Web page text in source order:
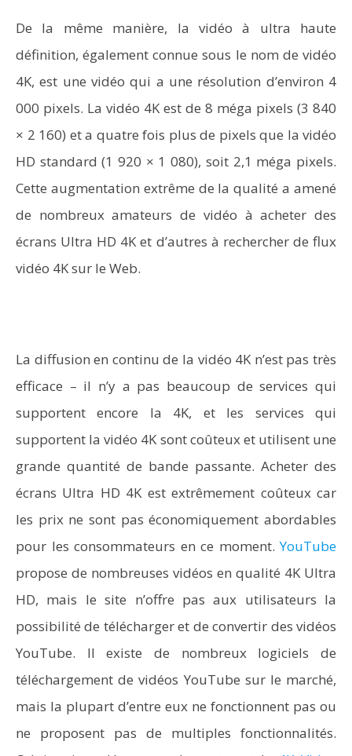
De la même manière, la vidéo à ultra haute
définition, également connue sous le nom de vidéo
4K, est une vidéo qui a une résolution d’environ 4
000 pixels. La vidéo 4K est de 8 méga pixels (3 840
× 2 160) et a quatre fois plus de pixels que la vidéo
HD standard (1 920 × 1 080), soit 2,1 méga pixels.
Cette augmentation extrême de la qualité a amené
de nombreux amateurs de vidéo à acheter des
écrans Ultra HD 4K et d’autres à rechercher de flux
vidéo 4K sur le Web.
La diffusion en continu de la vidéo 4K n’est pas très
efficace – il n’y a pas beaucoup de services qui
supportent encore la 4K, et les services qui
supportent la vidéo 4K sont coûteux et utilisent une
grande quantité de bande passante. Acheter des
écrans Ultra HD 4K est extrêmement coûteux car
les prix ne sont pas économiquement abordables
pour les consommateurs en ce moment.YouTube
propose de nombreuses vidéos en qualité 4K Ultra
HD, mais le site n’offre pas aux utilisateurs la
possibilité de télécharger et de convertir des vidéos
YouTube. Il existe de nombreux logiciels de
téléchargement de vidéos YouTube sur le marché,
mais la plupart d’entre eux ne fonctionnent pas ou
ne proposent pas de multiples fonctionnalités.